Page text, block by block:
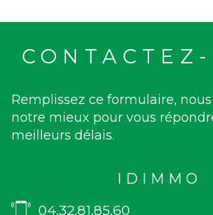
Remplissez ce formulaire,
notre mieux pour vous
meilleurs délais.
IDIMMO
04.32.81.85.60